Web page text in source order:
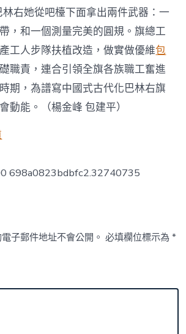
右她從吧檯下面拿出兩件武器：一
，和一個測量完美的圓規。旗總工
工人步隊扶植改造，做實做優維包
職責，連合引領全旗各族職工奮進
期，為譜寫中國式古代化巴林右旗
動能。（楊金峰 包建平）
698a0823bdbfc2.32740735
子郵件地址不會公開。 必填欄位標示為*